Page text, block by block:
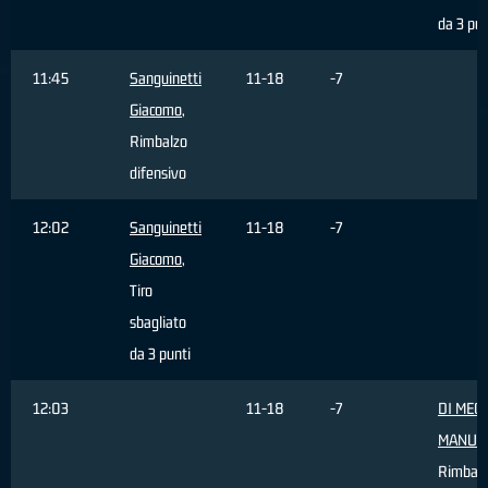
da 3
11:45
Sanguinetti
Giacomo,
Rimbalzo
difensivo
11-18 -7
12:02
Sanguinetti
Giacomo,
Tiro
sbagliato
da 3 punti
11-18 -7
12:03 11-18 -7
DI